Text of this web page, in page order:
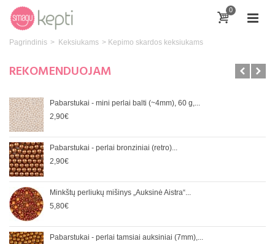
0
Pagrindinis > Keksiukams > Kepimo skardos keksiukams
REKOMENDUOJAM
Pabarstukai - mini perlai balti (~4mm), 60 g,...
2,90€
Pabarstukai - perlai bronziniai (retro)...
2,90€
Minkštų perliukų mišinys „Auksinė Aistra“...
5,80€
Pabarstukai - perlai tamsiai auksiniai (7mm),...